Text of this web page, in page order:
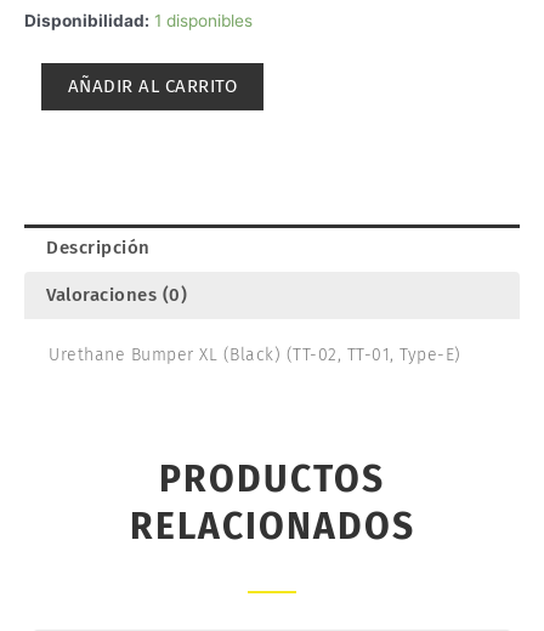
Disponibilidad: 1 disponibles
BUMPER
cantidad
AÑADIR AL CARRITO
Descripción
Valoraciones (0)
Urethane Bumper XL (Black) (TT-02, TT-01, Type-E)
PRODUCTOS
RELACIONADOS